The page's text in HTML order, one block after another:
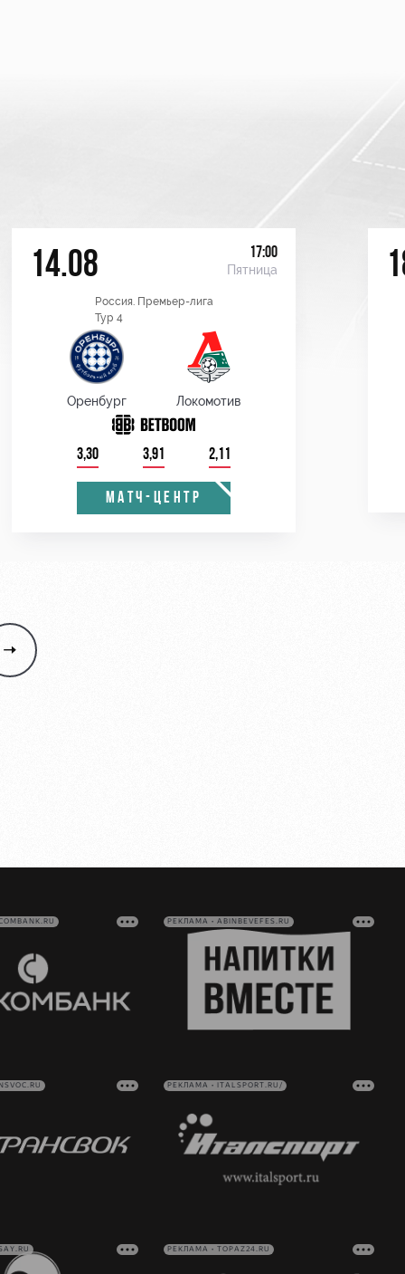
14.08 17:00
Пятница
Россия. Премьер-лига
Тур 4
Оренбург Локомотив
3,30 3,91 2,11
МАТЧ-ЦЕНТР
РЕКЛАМА • ABINBEVEFES.RU
РЕКЛАМА • ITALSPORT.RU/
РЕКЛАМА • TOPAZ24.RU